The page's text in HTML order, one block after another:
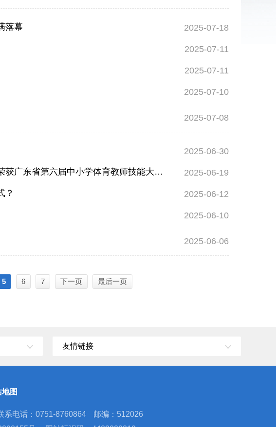
落幕 2025-07-18
2025-07-11
2025-07-11
2025-07-10
2025-07-08
2025-06-30
韶关体育教师创佳绩，勇夺全省一等奖——我市代表队荣获广东省第六届中小学体育教师技能大赛团体一等奖 2025-06-19
？ 2025-06-12
2025-06-10
2025-06-06
5 6 7 下一页 最后一页
友情链接
地图
系电话：0751-8760864
邮编：512026